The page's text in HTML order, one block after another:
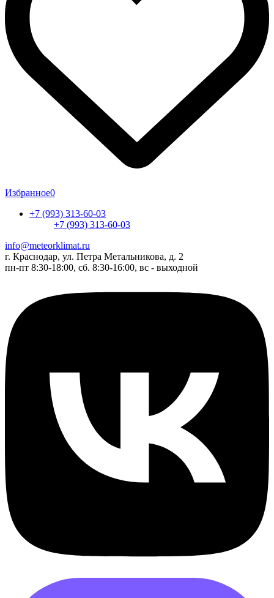
Избранное0
+7 (993) 313-60-03
+7 (993) 313-60-03
info@meteorklimat.ru
г. Краснодар, ул. Петра Метальникова, д. 2
пн-пт 8:30-18:00, сб. 8:30-16:00, вс - выходной